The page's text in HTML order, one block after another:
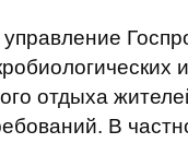
управление
отдыха
В